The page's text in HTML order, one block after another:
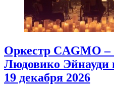
Оркестр CAGMO
Людовико
19 декабря 2026